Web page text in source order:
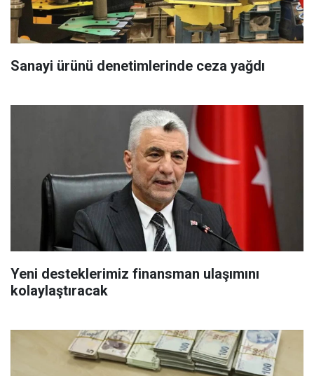
Sanayi ürünü denetimlerinde ceza yağdı
Yeni desteklerimiz finansman ulaşımını
kolaylaştıracak